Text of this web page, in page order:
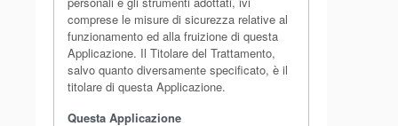
comprese le misure di sicurezza relative al
funzionamento ed alla fruizione di questa
Applicazione. Il Titolare del Trattamento,
salvo quanto diversamente specificato, è il
titolare di questa Applicazione.
Questa Applicazione